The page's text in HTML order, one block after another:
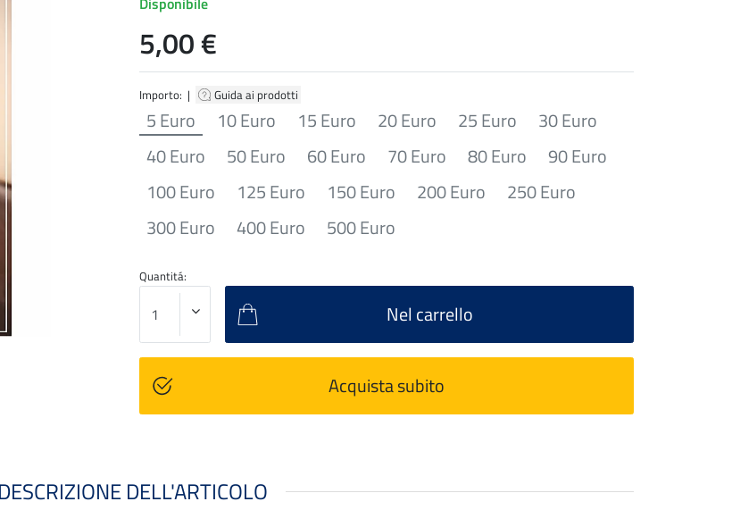
Importo: | Guida ai prodotti
5 Euro 10 Euro 15 Euro 20 Euro 25 Euro
30 Euro
40 Euro
50 Euro 60 Euro 70 Euro 80 Euro
90 Euro
100 Euro
125 Euro 150 Euro 200 Euro
250 Euro
300 Euro
400 Euro 500 Euro
5,00 €
Quantitá:
Nel carrello
Acquista subito
DESCRIZIONE DELL'ARTICOLO